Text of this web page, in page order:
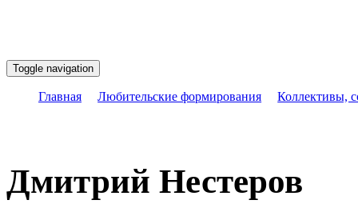
Toggle navigation
Главная Любительские формирования Коллективы,
Дмитрий Нестеров